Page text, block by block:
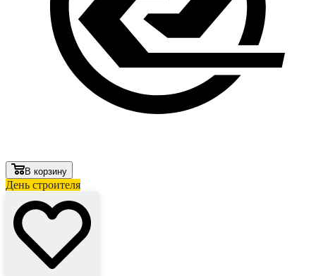
В корзину
День строителя